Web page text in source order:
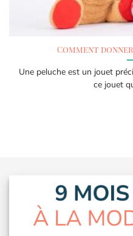
Comment
Une peluche est un jouet
ce jouet